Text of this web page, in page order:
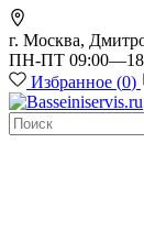
г. Москва,
ПН-ПТ
Избранное (0)